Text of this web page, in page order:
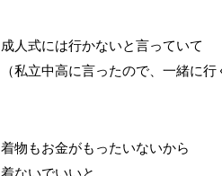
成人式には行かないと言っていて
（私立中高に言ったので、一緒に
着物もお金がもったいないから
着ないでいいと